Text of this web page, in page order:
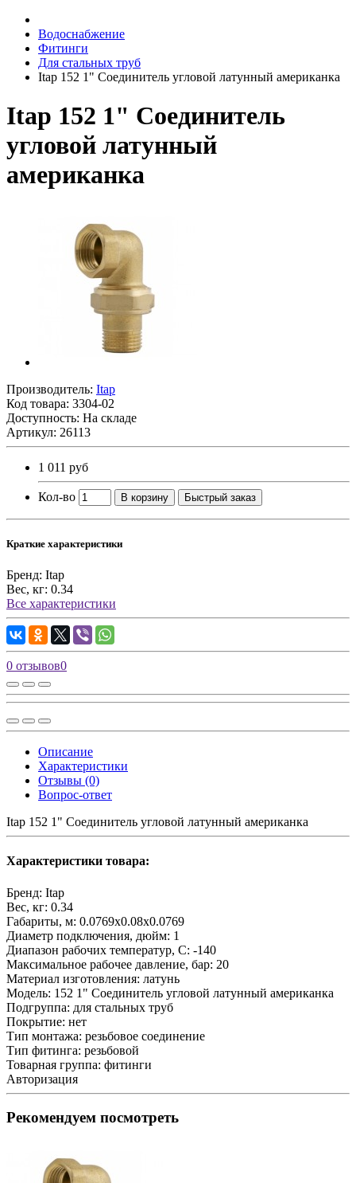
Водоснабжение
Фитинги
Для стальных труб
Itap 152 1" Соединитель угловой латунный американка
Itap 152 1" Соединитель
угловой латунный
американка
Производитель: Itap
Код товара: 3304-02
Доступность: На складе
Артикул: 26113
1 011 руб
Кол-во В корзину Быстрый заказ
Краткие характеристики
Бренд: Itap
Вес, кг: 0.34
Все характеристики
0 отзывов0
Описание
Характеристики
Отзывы (0)
Вопрос-ответ
Itap 152 1" Соединитель угловой латунный американка
Характеристики товара:
Бренд: Itap
Вес, кг: 0.34
Габариты, м: 0.0769x0.08x0.0769
Диаметр подключения, дюйм: 1
Диапазон рабочих температур, С: -140
Максимальное рабочее давление, бар: 20
Материал изготовления: латунь
Модель: 152 1" Соединитель угловой латунный американка
Подгруппа: для стальных труб
Покрытие: нет
Тип монтажа: резьбовое соединение
Тип фитинга: резьбовой
Товарная группа: фитинги
Авторизация
Рекомендуем посмотреть